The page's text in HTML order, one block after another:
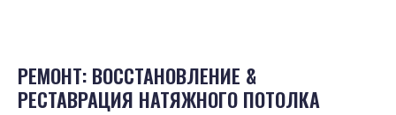
РЕМОНТ: ВОССТАНОВЛЕНИЕ &
РЕСТАВРАЦИЯ НАТЯЖНОГО ПОТОЛКА